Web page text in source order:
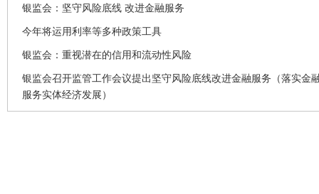
银监会：坚守风险底线 改进金融服务
今年将运用利率等多种政策工具
银监会：重视潜在的信用和流动性风险
银监会召开监管工作会议提出坚守风险底线改进金融服务（落实金
服务实体经济发展）